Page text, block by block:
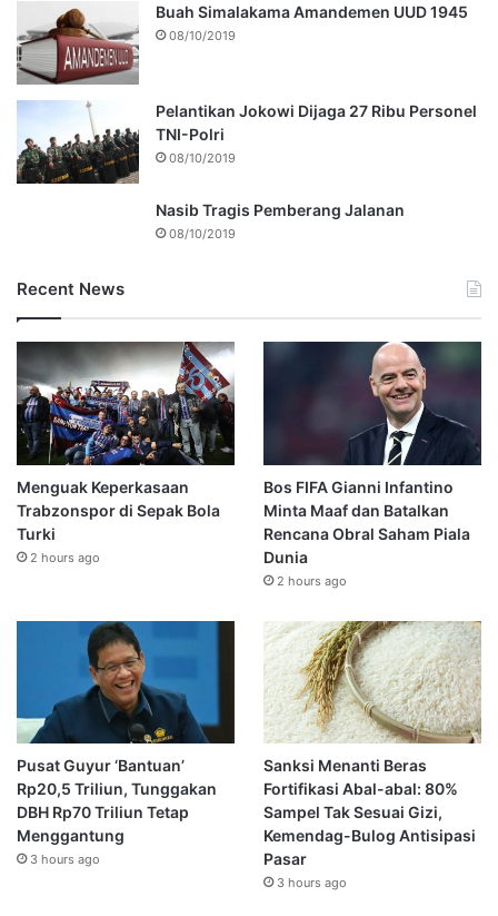
Buah Simalakama Amandemen UUD 1945
08/10/2019
Pelantikan Jokowi Dijaga 27 Ribu Personel
TNI-Polri
08/10/2019
Nasib Tragis Pemberang Jalanan
08/10/2019
Recent News
Menguak Keperkasaan
Trabzonspor di Sepak Bola
Turki
2 hours ago
Bos FIFA Gianni Infantino
Minta Maaf dan Batalkan
Rencana Obral Saham Piala
Dunia
2 hours ago
Pusat Guyur ‘Bantuan’
Rp20,5 Triliun, Tunggakan
DBH Rp70 Triliun Tetap
Menggantung
3 hours ago
Sanksi Menanti Beras
Fortifikasi Abal-abal: 80%
Sampel Tak Sesuai Gizi,
Kemendag-Bulog Antisipasi
Pasar
3 hours ago